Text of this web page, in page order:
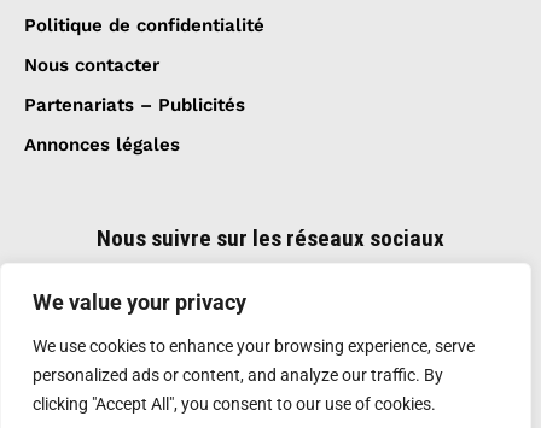
We value your privacy
We use cookies to enhance your browsing experience, serve
personalized ads or content, and analyze our traffic. By
clicking "Accept All", you consent to our use of cookies.
Politique de confidentialité
Nous contacter
Partenariats – Publicités
Annonces légales
Nous suivre sur les réseaux sociaux